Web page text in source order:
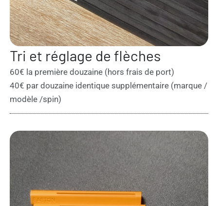
Tri et réglage de flèches
60€ la première douzaine (hors frais de port)
40€ par douzaine identique supplémentaire (marque /
modèle /spin)